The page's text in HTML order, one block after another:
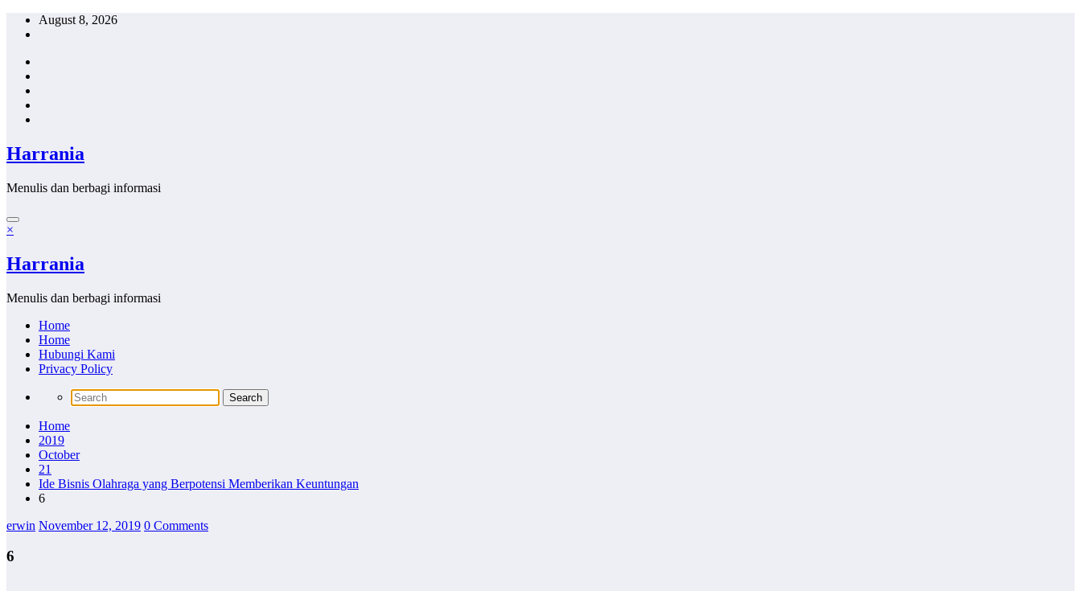
Skip
August 8, 2026
Harrania
Menulis dan berbagi informasi
×
Harrania
Menulis dan berbagi informasi
Home
Home
Hubungi Kami
Privacy Policy
Home
2019
October
21
Ide Bisnis Olahraga yang Berpotensi Memberikan Keuntungan
6
erwin November 12, 2019 0 Comments
6